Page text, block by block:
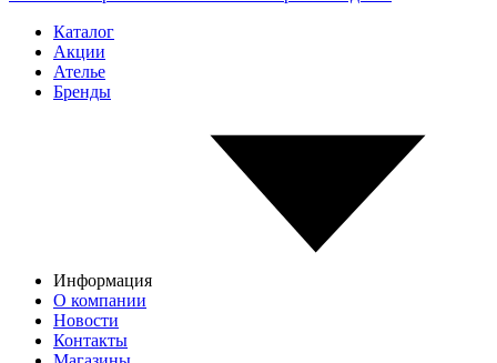
Каталог
Акции
Ателье
Бренды
Информация
О компании
Новости
Контакты